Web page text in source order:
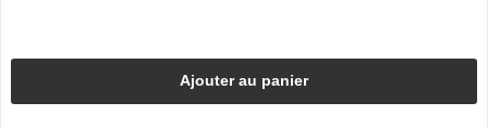
Ajouter au panier